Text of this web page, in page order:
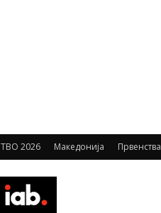
2026 Македонија Првенства